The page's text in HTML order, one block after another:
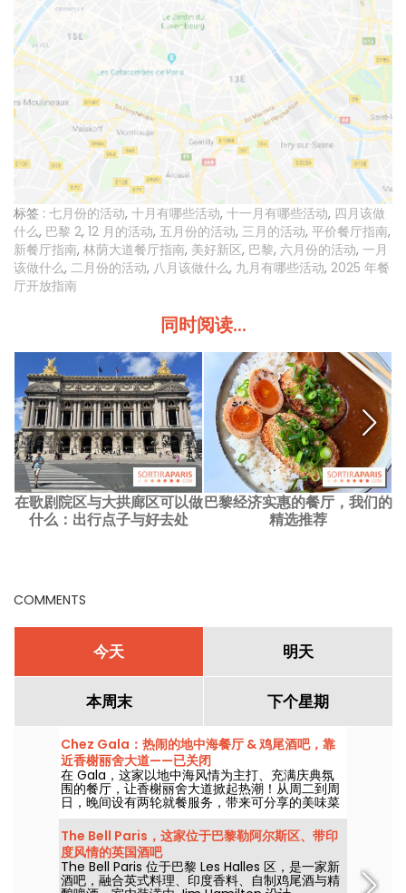
标签 : 七月份的活动, 十月有哪些活动, 十一月有哪些活动, 四月该做
什么, 巴黎 2, 12 月的活动, 五月份的活动, 三月的活动, 平价餐厅指南,
新餐厅指南, 林荫大道餐厅指南, 美好新区, 巴黎, 六月份的活动, 一月
该做什么, 二月份的活动, 八月该做什么, 九月有哪些活动, 2025 年餐
厅开放指南
同时阅读...
在歌剧院区与大拱廊区可以做
什么：出行点子与好去处
巴黎经济实惠的餐厅，我们的
精选推荐
COMMENTS
今天 明天
本周末 下个星期
Chez Gala：热闹的地中海餐厅 & 鸡尾酒吧，靠
近香榭丽舍大道——已关闭
在 Gala，这家以地中海风情为主打、充满庆典氛
围的餐厅，让香榭丽舍大道掀起热潮！从周二到周
日，晚间设有两轮就餐服务，带来可分享的美味菜
肴，琴声与人声伴随其后，是一场接着一场的狂热
DJ表演。正式永久关闭。
The Bell Paris，这家位于巴黎勒阿尔斯区、带印
度风情的英国酒吧
The Bell Paris 位于巴黎 Les Halles 区，是一家新
酒吧，融合英式料理、印度香料、自制鸡尾酒与精